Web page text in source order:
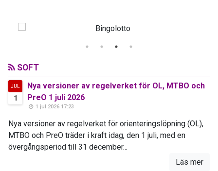
SOFT
JUL
1
Nya versioner av regelverket för OL, MTBO och
PreO 1 juli 2026
1 jul 2026 17:23
Nya versioner av regelverket för orienteringslöpning (OL),
MTBO och PreO träder i kraft idag, den 1 juli, med en
övergångsperiod till 31 december...
Läs mer